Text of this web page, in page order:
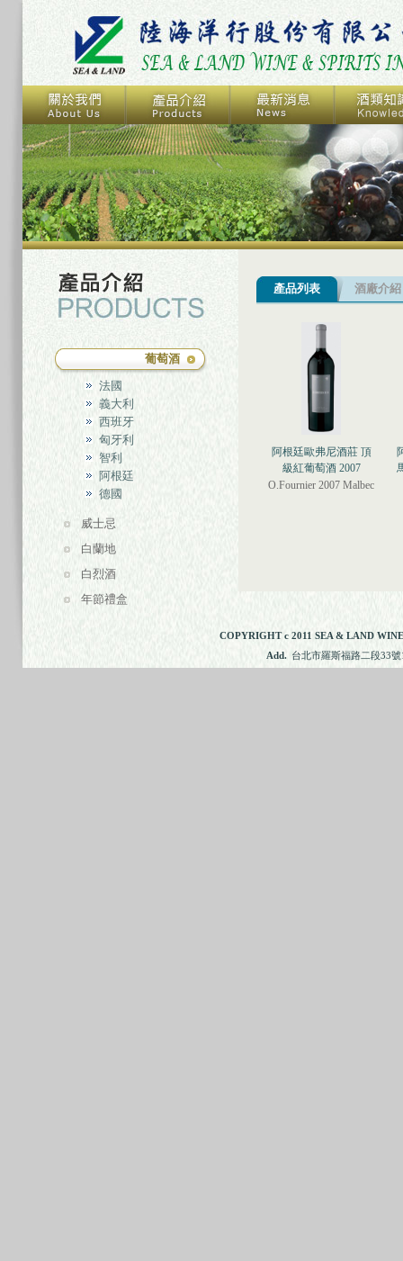
葡萄酒
法國
義大利
西班牙
匈牙利
智利
阿根廷
德國
威士忌
白蘭地
白烈酒
年節禮盒
產品列表 酒廠介紹
阿根廷歐弗尼酒莊 頂
級紅葡萄酒 2007
O.Fournier 2007 Malbec
COPYRIGHT c 2011 SEA & LAND
Add. 台北市羅斯福路二段33號